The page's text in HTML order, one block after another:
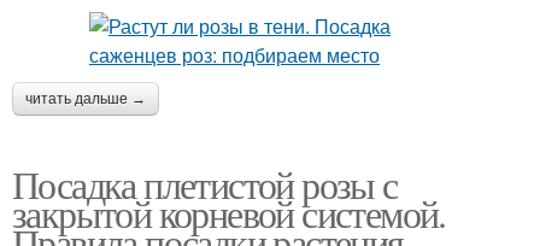
читать дальше →
Посадка плетистой розы с
закрытой корневой системой.